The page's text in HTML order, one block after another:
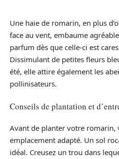
Une haie de romarin, en plus
face au vent, embaume
parfum dès que celle-ci est
Dissimulant de petites fleurs
été, elle attire également les
pollinisateurs.
Conseils de plantation et
Avant de planter votre romarin,
emplacement adapté. Un sol
idéal. Creusez un trou dans